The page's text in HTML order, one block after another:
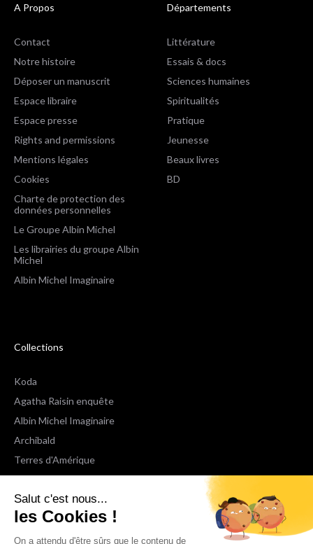
Salut c'est nous...
les Cookies !
On a attendu d'être sûrs que le contenu de
A Propos
Contact
Notre histoire
Déposer un manuscrit
Espace libraire
Espace presse
Rights and permissions
Mentions légales
Cookies
Charte de protection des
données personnelles
Le Groupe Albin Michel
Les librairies du groupe Albin
Michel
Albin Michel Imaginaire
Départements
Littérature
Essais & docs
Sciences humaines
Spiritualités
Pratique
Jeunesse
Beaux livres
BD
Collections
Koda
Agatha Raisin enquête
Albin Michel Imaginaire
Archibald
Terres d'Amérique
Espaces Libres Poche
NOX
Wiz
Voir toutes les collections